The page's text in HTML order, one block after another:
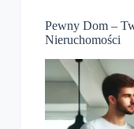
Pewny Dom –
Nieruchomości